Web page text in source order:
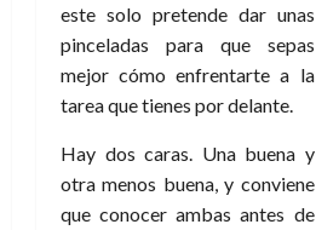
este solo pretende dar unas
pinceladas para que sepas
mejor cómo enfrentarte a la
tarea que tienes por delante.
Hay dos caras. Una buena y
otra menos buena, y conviene
que conocer ambas antes de